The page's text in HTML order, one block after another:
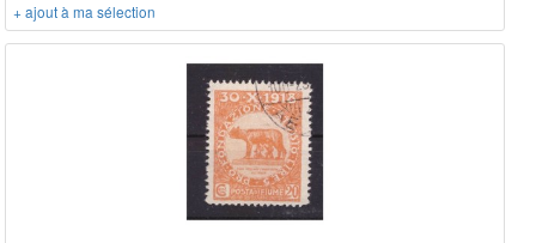
+ ajout à ma sélection